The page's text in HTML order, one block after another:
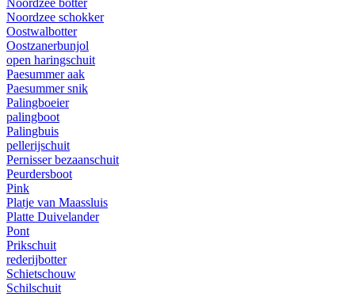
Noordzee schokker
Oostwalbotter
Oostzanerbunjol
open haringschuit
Paesummer aak
Paesummer snik
Palingboeier
palingboot
Palingbuis
pellerijschuit
Pernisser bezaanschuit
Peurdersboot
Pink
Platje van Maassluis
Platte Duivelander
Pont
Prikschuit
rederijbotter
Schietschouw
Schilschuit